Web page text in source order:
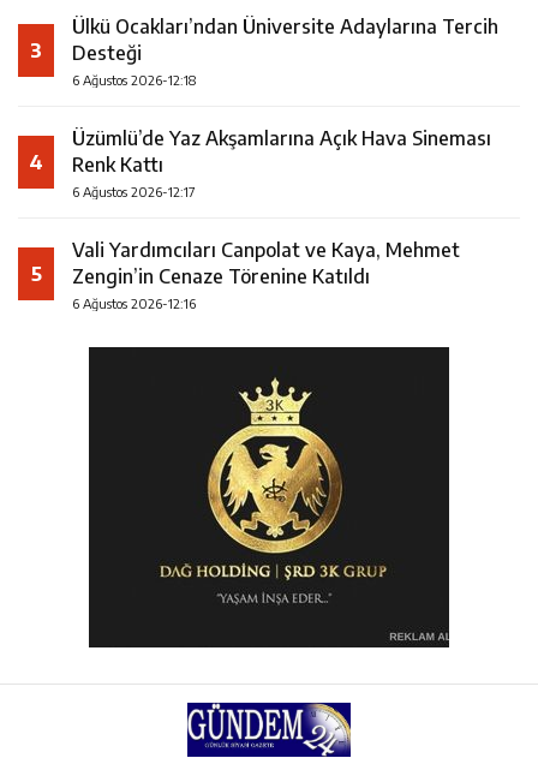
3
Ülkü Ocakları’ndan Üniversite Adaylarına Tercih
Desteği
6 Ağustos 2026-12:18
4
Üzümlü’de Yaz Akşamlarına Açık Hava Sineması
Renk Kattı
6 Ağustos 2026-12:17
5
Vali Yardımcıları Canpolat ve Kaya, Mehmet
Zengin’in Cenaze Törenine Katıldı
6 Ağustos 2026-12:16